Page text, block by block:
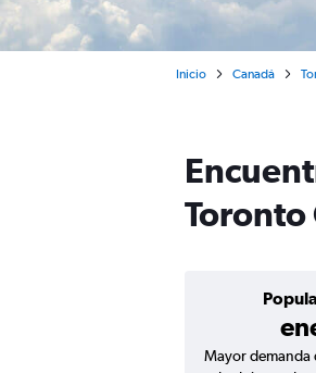
Inicio Canadá
Toronto
Mayor demanda